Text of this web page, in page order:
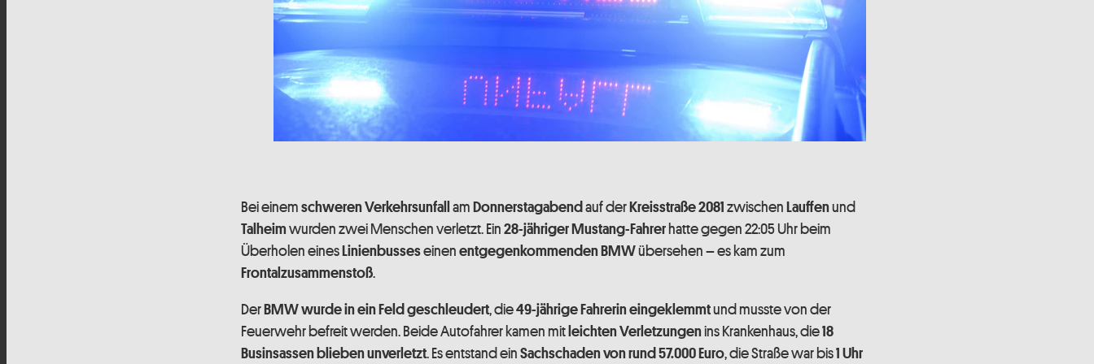
Bei einem schweren Verkehrsunfall am Donnerstagabend auf derKreisstraße 2081 zwischen Lauffenund
Talheim wurden zwei Menschen verletzt. Ein 28-jähriger Mustang-Fahrer hatte gegen 22:05 Uhr beim
Überholen einesLinienbusseseinen entgegenkommenden BMWübersehen – es kam zum
Frontalzusammenstoß.
DerBMW wurde in ein Feld geschleudert, die49-jährige Fahrerin eingeklemmtund musste von der
Feuerwehr befreit werden. Beide Autofahrer kamen mit leichten Verletzungenins Krankenhaus, die18
Businsassen blieben unverletzt. Es entstand ein Sachschaden von rund 57.000 Euro, die Straße war bis1 Uhr